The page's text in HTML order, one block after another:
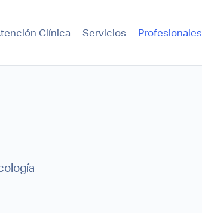
Clínica Servicios Profesionales